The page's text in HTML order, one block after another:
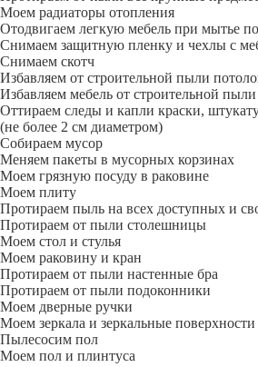
Моем радиаторы отопления
Отодвигаем легкую мебель при мытье
Снимаем защитную пленку и чехлы с
Снимаем скотч
Избавляем от строительной пыли
Избавляем мебель от строительной пыли
Оттираем следы и капли краски,
(не более 2 см диаметром)
Собираем мусор
Меняем пакеты в мусорных корзинах
Моем грязную посуду в раковине
Моем плиту
Протираем пыль на всех доступных и
Протираем от пыли столешницы
Моем стол и стулья
Моем раковину и кран
Протираем от пыли настенные бра
Протираем от пыли подоконники
Моем дверные ручки
Моем зеркала и зеркальные поверхности
Пылесосим пол
Моем пол и плинтуса